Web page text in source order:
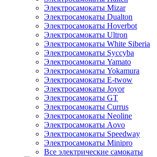
Электросамокаты Mizar
Электросамокаты Dualton
Электросамокаты Hoverbot
Электросамокаты Ultron
Электросамокаты White Siberia
Электросамокаты Syccyba
Электросамокаты Yamato
Электросамокаты Yokamura
Электросамокаты E-twow
Электросамокаты Joyor
Электросамокаты GT
Электросамокаты Currus
Электросамокаты Neoline
Электросамокаты Aovo
Электросамокаты Speedway
Электросамокаты Minipro
Все электрические самокаты